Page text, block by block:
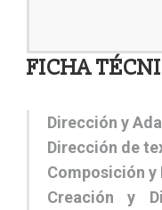
FICHA
Dirección y
Dirección de
Composición
Creación y